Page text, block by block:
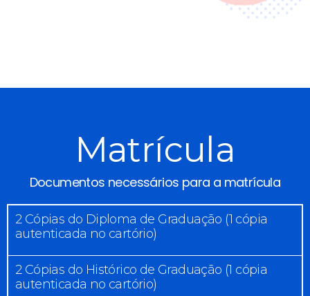
Matrícula
Documentos necessários para a matrícula
2 Cópias do Diploma de Graduação (1 cópia
autenticada no cartório)
2 Cópias do Histórico de Graduação (1 cópia
autenticada no cartório)